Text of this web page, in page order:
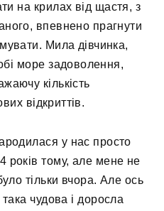
на крилах від щастя, з
впевнено прагнути
Мила дівчинка,
море задоволення,
кількість
відкриттів.
у нас просто
років тому, але мене не
тільки вчора. Але ось
чудова і доросла